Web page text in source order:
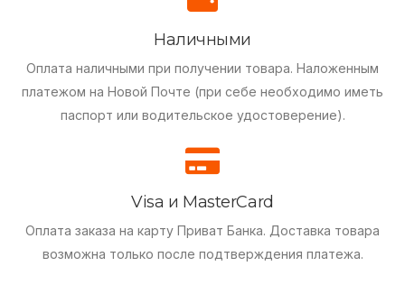
Наличными
Оплата наличными при получении товара. Наложенным
платежом на Новой Почте (при себе необходимо иметь
паспорт или водительское удостоверение).
Visa и MasterCard
Оплата заказа на карту Приват Банка. Доставка товара
возможна только после подтверждения платежа.